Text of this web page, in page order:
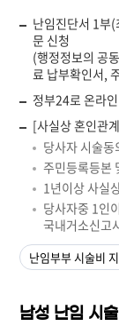
난임진단서 1부
문 신청
(행정정보의 공
료 납부확인서,
정부24로 온라
[사실상 혼인관
당사자 시술동
주민등록등본
1년이상 사실
당사자중 1인
국내거소신고
난임부부 시술비
남성 난임 시